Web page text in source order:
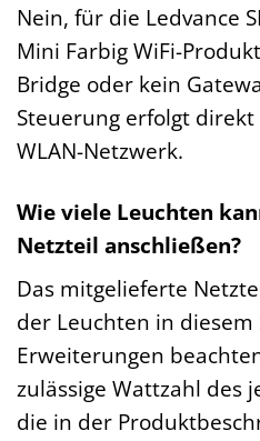
Nein, für die Ledvance
Mini Farbig WiFi-
Bridge oder kein
Steuerung erfolgt
WLAN-Netzwerk.
Wie viele Leuchten
Netzteil anschließen?
Das mitgelieferte
der Leuchten in diesem
Erweiterungen
zulässige Wattzahl des
die in der